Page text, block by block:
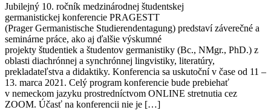
Jubilejný 10. ročník medzinárodnej študentskej
germanistickej konferencie PRAGESTT
(Prager Germanistische Studierendentagung) predstaví záverečné a
seminárne práce, ako aj ďalšie výskumné
projekty študentiek a študentov germanistiky (Bc., NMgr., PhD.) z
oblasti diachrónnej a synchrónnej lingvistiky, literatúry,
prekladateľstva a didaktiky. Konferencia sa uskutoční v čase od 11 –
13. marca 2021. Celý program konferencie bude prebiehať
v nemeckom jazyku prostredníctvom ONLINE stretnutia cez
ZOOM. Účasť na konferencii nie je […]